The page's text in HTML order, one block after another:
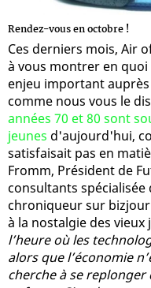
Rendez-vous en octobre !
Ces derniers mois, Air
à vous montrer en
enjeu important
comme nous vous le
années 70 et 80 sont
jeunes d'aujourd'hui,
satisfaisait pas en
Fromm, Président de
consultants spécialisée
chroniqueur sur
à la nostalgie des
l’heure où les
alors que l’économie
cherche à se replonger